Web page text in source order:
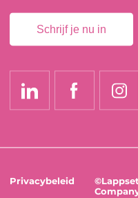
Schrijf je nu in
Privacybeleid